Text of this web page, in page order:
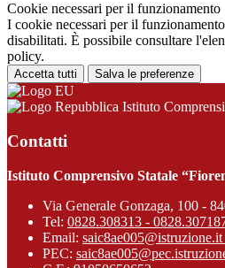
Cookie necessari per il funzionamento
I cookie necessari per il
disabilitati. È possibile consultare
policy.
Accetta tutti Salva le preferenze
Istituto
Contatti
Istituto Comprensivo Statale
Via Generale Gonzaga, 100 -
Tel: 0828.308313 -
Email: saic8ae005@istruzione.it
PEC: